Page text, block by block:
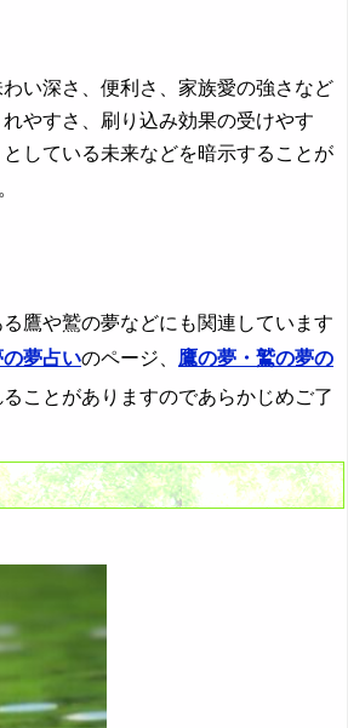
い深さ、便利さ、家族愛の強さなど
やすさ、刷り込み効果の受けやす
している未来などを暗示することが
鷹や鷲の夢などにも関連しています
夢占いのページ、 鷹の夢・鷲の夢の
ことがありますのであらかじめご了